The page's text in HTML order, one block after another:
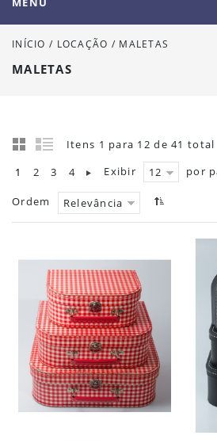
INÍCIO / LOCAÇÃO / MALETAS
MALETAS
Itens 1 para 12 de 41 total
1
2 3 4 Exibir 12 por
Ordem Relevância